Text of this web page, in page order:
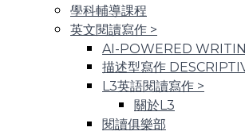
學科輔導課程
英文閱讀寫作 >
AI-POWERED
描述型寫作
L3英語閱讀寫作 >
關於L3
閱讀俱樂部